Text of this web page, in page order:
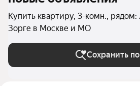
Купить квартиру, 3-комн.,
Зорге в Москве и МО
Сохранить